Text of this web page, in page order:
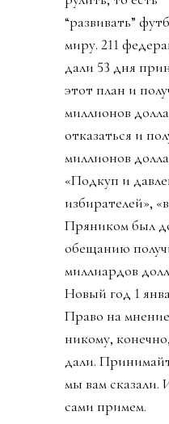
“развивать”
миру. 211
дали 53 дня
этот план и
миллионов
отказаться и
миллионов
«Подкуп и
избирателей»,
Пряником был
обещанию
миллиардов
Новый год 1
Право на мнение
никому,
дали.
мы вам сказали.
сами примем.